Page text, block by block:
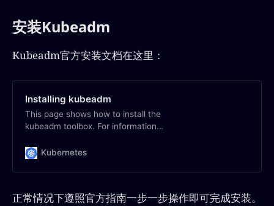
安装Kubeadm
Kubeadm官方安装文档在这里：
Installing kubeadm
This page shows how to install the
kubeadm toolbox. For information
kubeadm once you have performed
Creating a cluster with kubeadm
compatible Linux host. The
Kubernetes
正常情况下遵照官方指南一步一步操作即可完成安装。